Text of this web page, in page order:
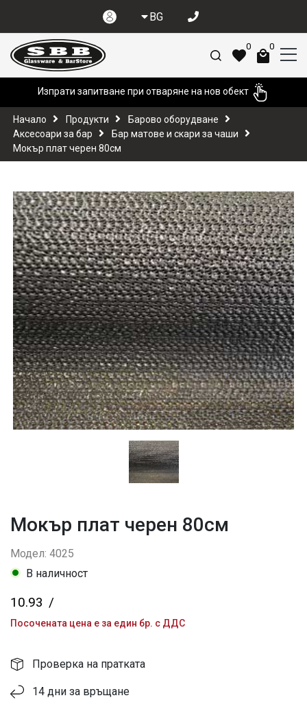
BG
0 0
Изпрати запитване при отваряне на нов обект
Начало Продукти
Барово оборудване
Аксесоари за бар
Бар матове и скари за чаши
Мокър плат черен 80см
Мокър плат черен 80см
Модел: 4025
В наличност
/
10.93
Посочената цена е за един бр. с ДДС
Проверка на пратката
14 дни за връщане